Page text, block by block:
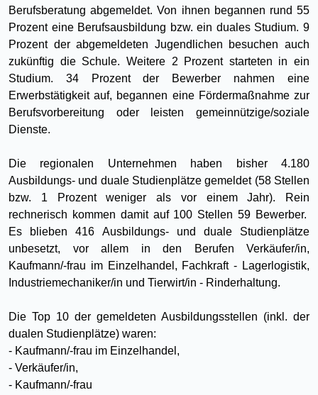
Berufsberatung abgemeldet. Von ihnen begannen rund 55
Prozent eine Berufsausbildung bzw. ein duales Studium. 9
Prozent der abgemeldeten Jugendlichen besuchen auch
zukünftig die Schule. Weitere 2 Prozent starteten in ein
Studium. 34 Prozent der Bewerber nahmen eine
Erwerbstätigkeit auf, begannen eine Fördermaßnahme zur
Berufsvorbereitung oder leisten gemeinnützige/soziale
Dienste.
Die regionalen Unternehmen haben bisher 4.180
Ausbildungs- und duale Studienplätze gemeldet (58 Stellen
bzw. 1 Prozent weniger als vor einem Jahr). Rein
rechnerisch kommen damit auf 100 Stellen 59 Bewerber.
Es blieben 416 Ausbildungs- und duale Studienplätze
unbesetzt, vor allem in den Berufen Verkäufer/in,
Kaufmann/-frau im Einzelhandel, Fachkraft - Lagerlogistik,
Industriemechaniker/in und Tierwirt/in - Rinderhaltung.
Die Top 10 der gemeldeten Ausbildungsstellen (inkl. der
dualen Studienplätze) waren:
- Kaufmann/-frau im Einzelhandel,
- Verkäufer/in,
- Kaufmann/-frau